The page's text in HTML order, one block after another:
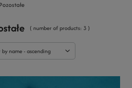
Pozostałe
( number of products: 3 )
by name - ascending